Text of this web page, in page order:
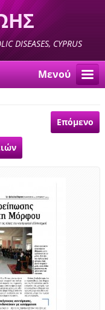
DISEASES, CYPRUS
Μενού
Επόμενο